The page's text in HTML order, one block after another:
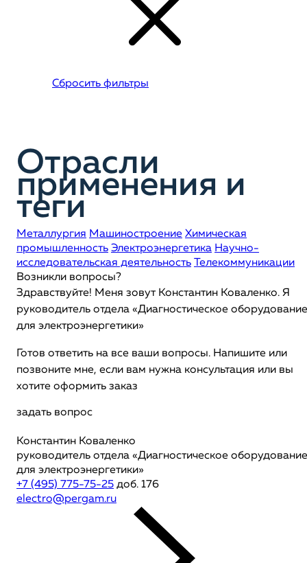
Сбросить фильтры
Отрасли
применения и
теги
Металлургия Машиностроение Химическая
промышленность Электроэнергетика Научно-
исследовательская деятельность
Телекоммуникации
Возникли вопросы?
Здравствуйте! Меня зовут Константин Коваленко. Я
руководитель отдела «Диагностическое оборудование
для электроэнергетики»
Готов ответить на все ваши вопросы. Напишите или
позвоните мне, если вам нужна консультация или вы
хотите оформить заказ
задать вопрос
Константин Коваленко
руководитель отдела «Диагностическое оборудование
для электроэнергетики»
+7 (495) 775-75-25 доб. 176
electro@pergam.ru